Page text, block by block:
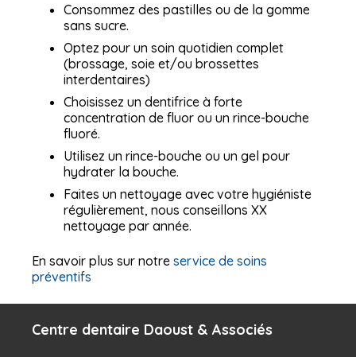
Consommez des pastilles ou de la gomme
sans sucre.
Optez pour un soin quotidien complet
(brossage, soie et/ou brossettes
interdentaires)
Choisissez un dentifrice à forte
concentration de fluor ou un rince-bouche
fluoré.
Utilisez un rince-bouche ou un gel pour
hydrater la bouche.
Faites un nettoyage avec votre hygiéniste
régulièrement, nous conseillons XX
nettoyage par année.
En savoir plus sur notre service de soins
préventifs
Centre dentaire Daoust & Associés